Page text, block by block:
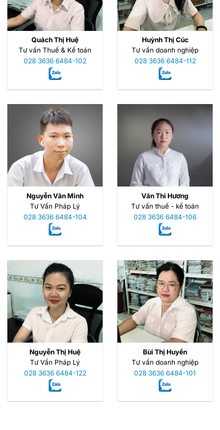
Quách Thị Huệ
Tư vấn Thuế & Kế toán
028 3636 6484-102
Huỳnh Thị Cúc
Tư vấn doanh nghiệp
028 3636 6484-112
Nguyễn Văn Minh
Tư Vấn Pháp Lý
028 3636 6484-104
Văn Thi Hương
Tư vấn thuế - kế toán
028 3636 6484-106
Nguyễn Thị Huệ
Tư Vấn Pháp Lý
028 3636 6484-122
Bùi Thị Huyền
Tư vấn doanh nghiệp
028 3636 6484-101